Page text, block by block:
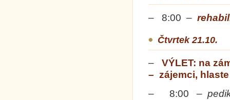
– 8:00 –
Čtvrtek 21.10.
– VÝLET: na
– zájemci,
– 8:00 –